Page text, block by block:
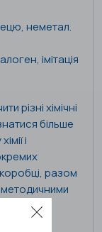
неметал.
імітація
різні хімічні
більше
і
разом
методичними